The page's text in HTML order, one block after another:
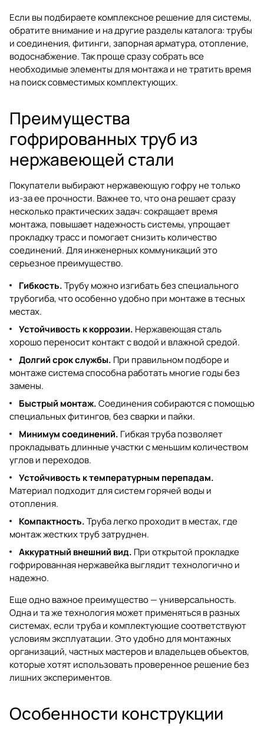
Если вы подбираете комплексное решение для системы,
обратите внимание и на другие разделы каталога:трубы
и соединения,фитинги,запорная арматура,отопление,
водоснабжение. Так проще сразу собрать все
необходимые элементы для монтажа и не тратить время
на поиск совместимых комплектующих.
Преимущества
гофрированных труб из
нержавеющей стали
Покупатели выбирают нержавеющую гофру не только
из-за ее прочности. Важнее то, что она решает сразу
несколько практических задач: сокращает время
монтажа, повышает надежность системы, упрощает
прокладку трасс и помогает снизить количество
соединений. Для инженерных коммуникаций это
серьезное преимущество.
Гибкость.Трубу можно изгибать без специального
трубогиба, что особенно удобно при монтаже в тесных
местах.
Устойчивость к коррозии. Нержавеющая сталь
хорошо переносит контакт с водой и влажной средой.
Долгий срок службы. При правильном подборе и
монтаже система способна работать многие годы без
замены.
Быстрый монтаж.Соединения собираются с помощью
специальных фитингов, без сварки и пайки.
Минимум соединений. Гибкая труба позволяет
прокладывать длинные участки с меньшим количеством
углов и переходов.
Устойчивость к температурным перепадам.
Материал подходит для систем горячей воды и
отопления.
Компактность.Труба легко проходит в местах, где
монтаж жестких труб затруднен.
Аккуратный внешний вид. При открытой прокладке
гофрированная нержавейка выглядит технологично и
надежно.
Еще одно важное преимущество — универсальность.
Одна и та же технология может применяться в разных
системах, если труба и комплектующие соответствуют
условиям эксплуатации. Это удобно для монтажных
организаций, частных мастеров и владельцев объектов,
которые хотят использовать проверенное решение без
лишних экспериментов.
Особенности конструкции